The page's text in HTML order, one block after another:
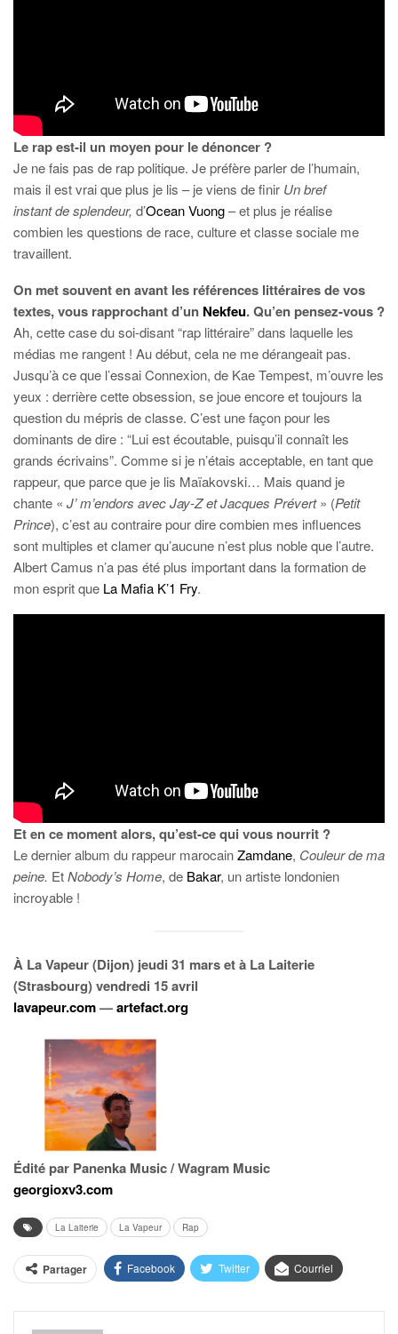
Le rap est-il un moyen pour le dénoncer ?
Je ne fais pas de rap politique. Je préfère parler de l’humain,
mais il est vrai que plus je lis – je viens de finir Un bref
instant de splendeur, d’Ocean Vuong– et plus je réalise
combien les questions de race, culture et classe sociale me
travaillent.
On met souvent en avant les références littéraires de vos
textes, vous rapprochant d’un Nekfeu. Qu’en pensez-vous ?
Ah, cette case du soi-disant “rap littéraire” dans laquelle les
médias me rangent ! Au début, cela ne me dérangeait pas.
Jusqu’à ce que l’essai Connexion, de Kae Tempest, m’ouvre les
yeux : derrière cette obsession, se joue encore et toujours la
question du mépris de classe. C’est une façon pour les
dominants de dire : “Lui est écoutable, puisqu’il connaît les
grands écrivains”. Comme si je n’étais acceptable, en tant que
rappeur, que parce que je lis Maïakovski… Mais quand je
chante « J’ m’endors avec Jay-Z et Jacques Prévert» (Petit
Prince), c’est au contraire pour dire combien mes influences
sont multiples et clamer qu’aucune n’est plus noble que l’autre.
Albert Camus n’a pas été plus important dans la formation de
mon esprit que La Mafia K’1 Fry.
Et en ce moment alors, qu’est-ce qui vous nourrit ?
Le dernier album du rappeur marocainZamdane, Couleur de ma
peine. EtNobody’s Home, de Bakar, un artiste londonien
incroyable !
À La Vapeur (Dijon) jeudi 31 mars et à La Laiterie
(Strasbourg) vendredi 15 avril
lavapeur.com—artefact.org
Édité par Panenka Music / Wagram Music
georgioxv3.com
La Laiterie La Vapeur Rap
Partager Facebook Twitter Courriel